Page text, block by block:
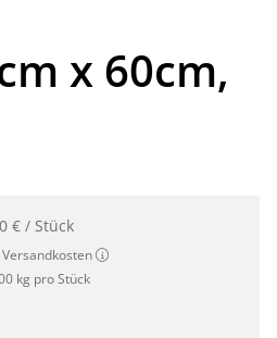
x 60cm,
Kissenbox wasserdicht, 115cm x
€ / Stück
Versandkosten
kg pro Stück